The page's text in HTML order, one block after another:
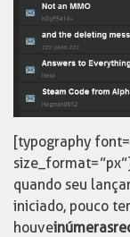
[typography
quando seu
iniciado, pouco
houveinúmeras